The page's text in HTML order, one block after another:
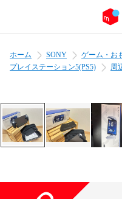
ホーム SONY ゲーム・お
プレイステーション5(PS5)
周